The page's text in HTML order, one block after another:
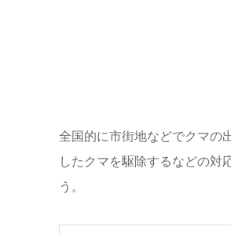
全国的に市街地などでクマの
したクマを駆除するなどの対
う。